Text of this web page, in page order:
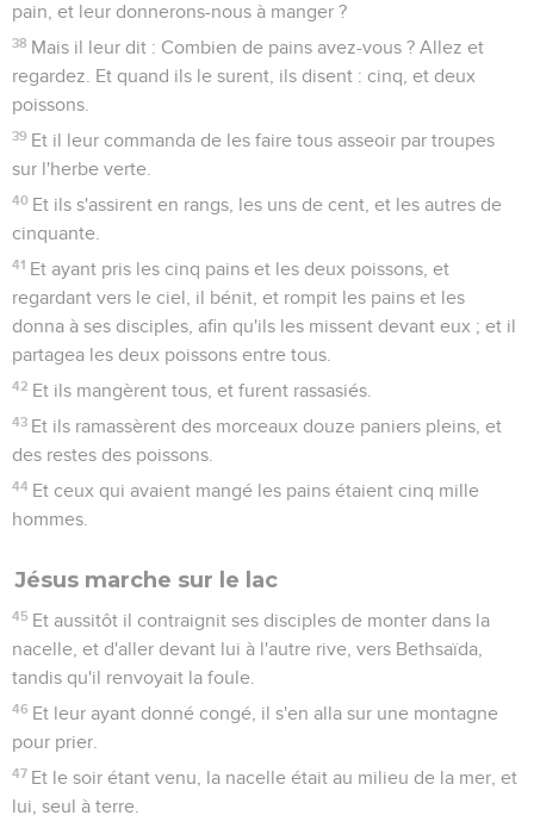
pain, et leur donnerons-nous à manger ?
38 Mais il leur dit : Combien de pains avez-vous ? Allez et
regardez. Et quand ils le surent, ils disent : cinq, et deux
poissons.
39 Et il leur commanda de les faire tous asseoir par troupes
sur l'herbe verte.
40 Et ils s'assirent en rangs, les uns de cent, et les autres de
cinquante.
41 Et ayant pris les cinq pains et les deux poissons, et
regardant vers le ciel, il bénit, et rompit les pains et les
donna à ses disciples, afin qu'ils les missent devant eux ; et il
partagea les deux poissons entre tous.
42 Et ils mangèrent tous, et furent rassasiés.
43 Et ils ramassèrent des morceaux douze paniers pleins, et
des restes des poissons.
44 Et ceux qui avaient mangé les pains étaient cinq mille
hommes.
Jésus marche sur le lac
45 Et aussitôt il contraignit ses disciples de monter dans la
nacelle, et d'aller devant lui à l'autre rive, vers Bethsaïda,
tandis qu'il renvoyait la foule.
46 Et leur ayant donné congé, il s'en alla sur une montagne
pour prier.
47 Et le soir étant venu, la nacelle était au milieu de la mer, et
lui, seul à terre.